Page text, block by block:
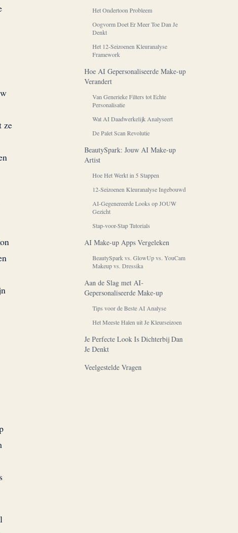
ze
Het Ondertoon Probleem
Oogvorm Doet Er Meer Toe Dan Je
Denkt
Het 12-Seizoenen Kleuranalyse
Framework
Hoe AI Gepersonaliseerde Make-up
Verandert
Van Generieke Filters tot Echte
Personalisatie
Wat AI Daadwerkelijk Analyseert
De Palet Scan Revolutie
BeautySpark: Jouw AI Make-up
Artist
Hoe Het Werkt in 5 Stappen
12-Seizoenen Kleuranalyse Ingebouwd
AI-Gegenereerde Looks op JOUW
Gezicht
Stap-voor-Stap Tutorials
AI Make-up Apps Vergeleken
BeautySpark vs. GlowUp vs. YouCam
Makeup vs. Dressika
Aan de Slag met AI-
Gepersonaliseerde Make-up
Tips voor de Beste AI Analyse
Het Meeste Halen uit Je Kleurseizoen
Je Perfecte Look Is Dichterbij Dan
Je Denkt
Veelgestelde Vragen